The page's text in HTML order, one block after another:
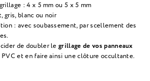
: 4 x 5 mm ou 5 x 5 mm
gris, blanc ou noir
: avec soubassement, par scellement des
de doubler legrillage de vos panneaux
PVC et en faire ainsi une clôture occultante.